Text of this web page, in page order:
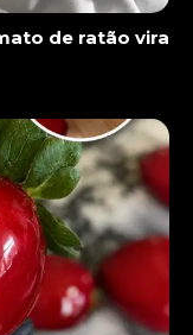
de ratão vira